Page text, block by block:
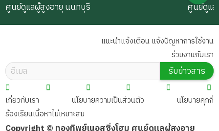
ศูนย์ดูแลผู้สูงอายุ นนทบุรี
ศูนย์ดูแ
เกี่ยวกับเรา นโยบายความเป็นส่วนตัว
นโยบายคุกกี้
ร้องเรียนเนื้อหาไม่เหมาะสม
แนะนำแจ้งเตือน แจ้งปัญหาการใช้งาน
ร่วมงานกับเรา
รับข่าวสาร